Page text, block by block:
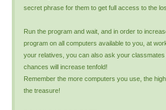
secret phrase for them to get full access to the
Run the program and wait, and in order to
program on all computers available to you, at
your relatives, you can also ask your
chances will increase tenfold!
Remember the more computers you use, the
the treasure!